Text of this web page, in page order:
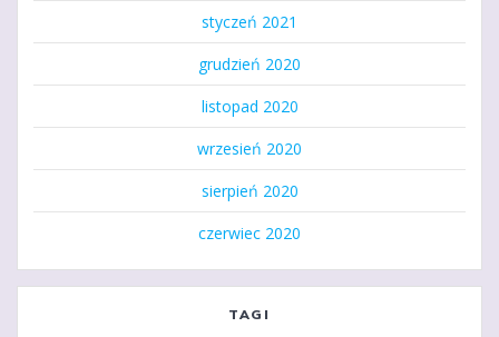
styczeń 2021
grudzień 2020
listopad 2020
wrzesień 2020
sierpień 2020
czerwiec 2020
TAGI